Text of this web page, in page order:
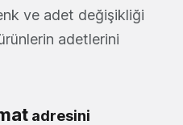
ve adet değişikliği
adetlerini
adresini